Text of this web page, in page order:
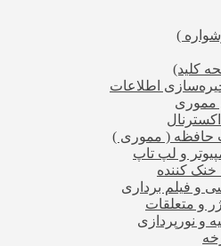
)
کلید)
اطلاعات
حافظه ( مموری )
و لپ تاپ
خنک کننده
و فیلم برداری
و متعلقات
و نورپردازی